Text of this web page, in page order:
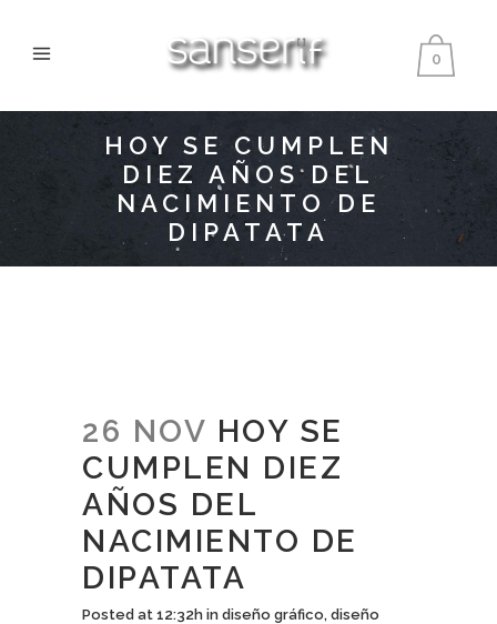
0
HOY SE CUMPLEN
DIEZ AÑOS DEL
NACIMIENTO DE
DIPATATA
26 NOV HOY SE
CUMPLEN DIEZ
AÑOS DEL
NACIMIENTO DE
DIPATATA
Posted at 12:32h in diseño gráfico, diseño